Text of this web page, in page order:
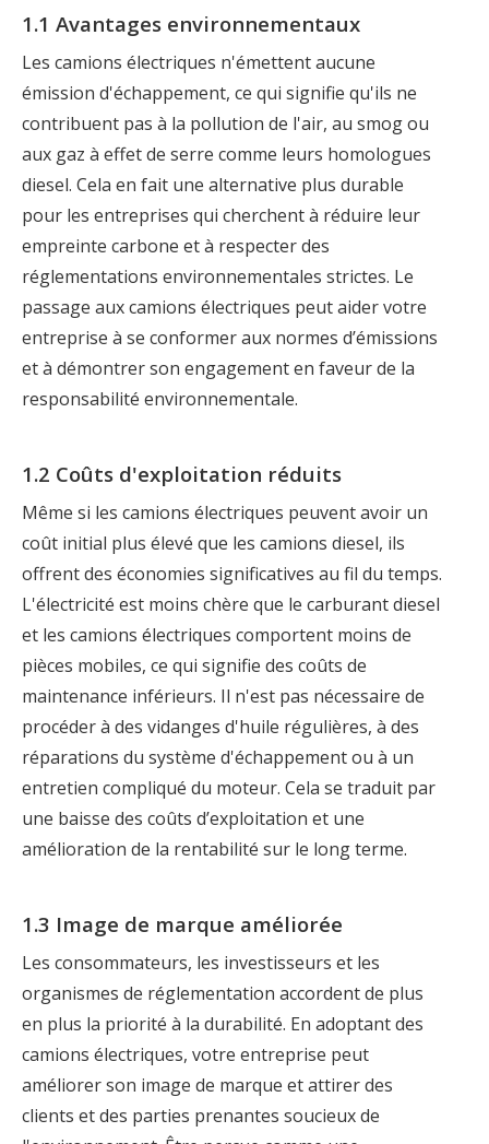
1.1 Avantages environnementaux
Les camions électriques n'émettent aucune
émission d'échappement, ce qui signifie qu'ils ne
contribuent pas à la pollution de l'air, au smog ou
aux gaz à effet de serre comme leurs homologues
diesel. Cela en fait une alternative plus durable
pour les entreprises qui cherchent à réduire leur
empreinte carbone et à respecter des
réglementations environnementales strictes. Le
passage aux camions électriques peut aider votre
entreprise à se conformer aux normes d’émissions
et à démontrer son engagement en faveur de la
responsabilité environnementale.
1.2 Coûts d'exploitation réduits
Même si les camions électriques peuvent avoir un
coût initial plus élevé que les camions diesel, ils
offrent des économies significatives au fil du temps.
L'électricité est moins chère que le carburant diesel
et les camions électriques comportent moins de
pièces mobiles, ce qui signifie des coûts de
maintenance inférieurs. Il n'est pas nécessaire de
procéder à des vidanges d'huile régulières, à des
réparations du système d'échappement ou à un
entretien compliqué du moteur. Cela se traduit par
une baisse des coûts d’exploitation et une
amélioration de la rentabilité sur le long terme.
1.3 Image de marque améliorée
Les consommateurs, les investisseurs et les
organismes de réglementation accordent de plus
en plus la priorité à la durabilité. En adoptant des
camions électriques, votre entreprise peut
améliorer son image de marque et attirer des
clients et des parties prenantes soucieux de